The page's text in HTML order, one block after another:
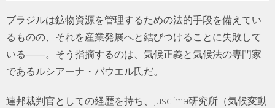
ブラジルは鉱物資源を管理するための法的手段を備えてい
るものの、それを産業発展へと結びつけることに失敗して
いる――。そう指摘するのは、気候正義と気候法の専門家
であるルシアーナ・バウエル氏だ。
連邦裁判官としての経歴を持ち、Jusclima研究所（気候変動